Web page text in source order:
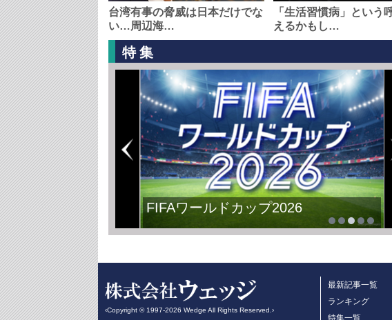
台湾有事の脅威は日本だけでな
い…周辺海…
「生活習慣病」という
えるかもし…
特集
FIFAワールドカップ2026
‹Copyright © 1997-2026 Wedge All Rights Reserved.›
最新記事一覧
ランキング
特集一覧